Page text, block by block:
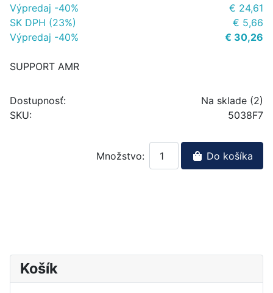
Výpredaj -40%
€ 24,61
SK DPH (23%)
€ 5,66
Výpredaj -40%
€ 30,26
SUPPORT AMR
Dostupnosť:
Na sklade (2)
SKU:
5038F7
Množstvo: Do košíka
Košík